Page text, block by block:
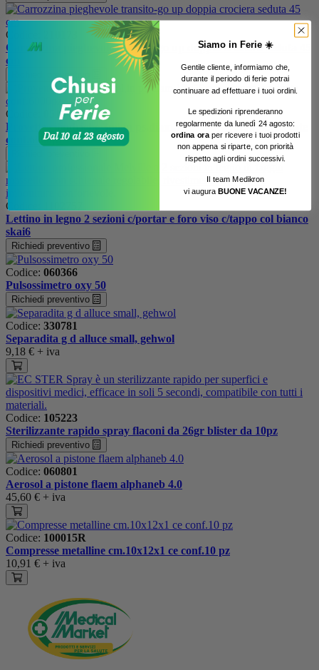
Codice:
Carrozzina pieghevole transito-go up doppia crociera seduta 45
cm
Richiedi preventivo
Codice:
051341
Provette cilindriche 3ml,in ps,diam.12x55mm.c/tappo,graduate
conf.6000pz
Codice:
Lettino in legno 2 sezioni c/portar e foro viso c/tappo col bianco
skai6
Richiedi preventivo
Codice: 060366
Pulsossimetro oxy 50
Richiedi preventivo
Codice: 330781
Separadita g d alluce small, gehwol
9,18 € + iva
Codice: 105223
Sterilizzante rapido spray flaconi da 26gr blister da 10pz
Richiedi preventivo
Codice: 060801
Aerosol a pistone flaem alphaneb 4.0
45,60 € + iva
Codice: 100015R
Compresse metalline cm.10x12x1 ce conf.10 pz
10,91 € + iva
Siamo in Ferie ☀️
Gentile cliente, informiamo che,
durante il periodo di ferie potrai
continuare ad effettuare i tuoi ordini.
Le spedizioni riprenderanno
regolarmente da lunedì 24 agosto:
ordina ora per ricevere i tuoi prodotti
non appena si riparte, con priorità
rispetto agli ordini successivi.
Il team Medikron
vi auguraBUONE VACANZE!